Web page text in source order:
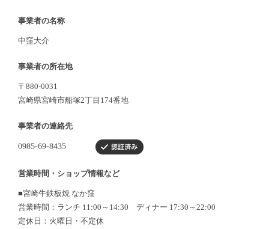
事業者の名称
中窪大介
事業者の所在地
〒880-0031
宮崎県宮崎市船塚2丁目174番地
事業者の連絡先
営業時間・ショップ情報など
■宮崎牛鉄板焼 なか窪
営業時間：ランチ 11:00～14:30 ディナー 17:30～22:00
定休日：火曜日・不定休